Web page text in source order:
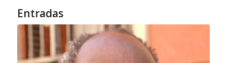
Entradas